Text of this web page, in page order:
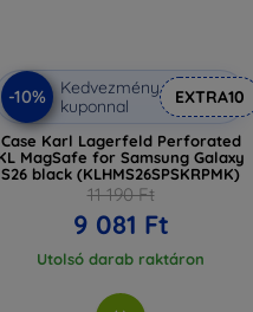
-10%
Kedvezmény
kuponnal
EXTRA10
Case Karl Lagerfeld Perforated
for Samsung Galaxy
S26 black (KLHMS26SPSKRPMK)
11 190 Ft
9 081 Ft
Utolsó darab raktáron